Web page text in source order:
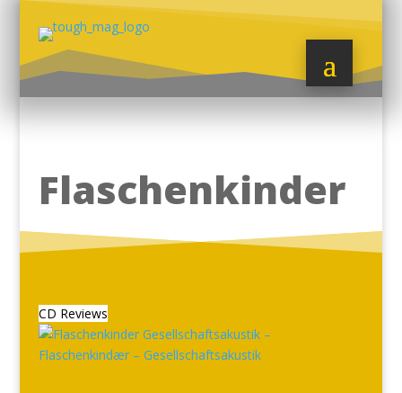
Flaschenkinder
CD Reviews